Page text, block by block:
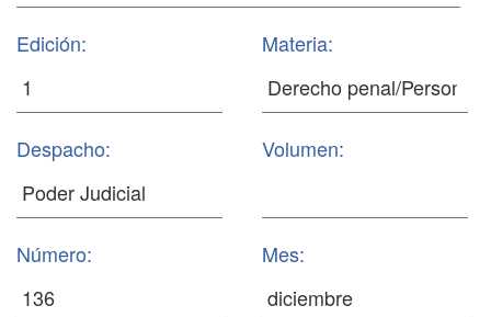
Edición: Materia:
Despacho: Volumen:
Número: Mes: